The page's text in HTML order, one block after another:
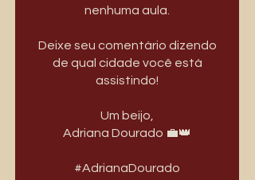
nenhuma aula.
Deixe seu comentário dizendo
de qual cidade você está
assistindo!
Um beijo,
Adriana Dourado 💼👑
#AdrianaDourado